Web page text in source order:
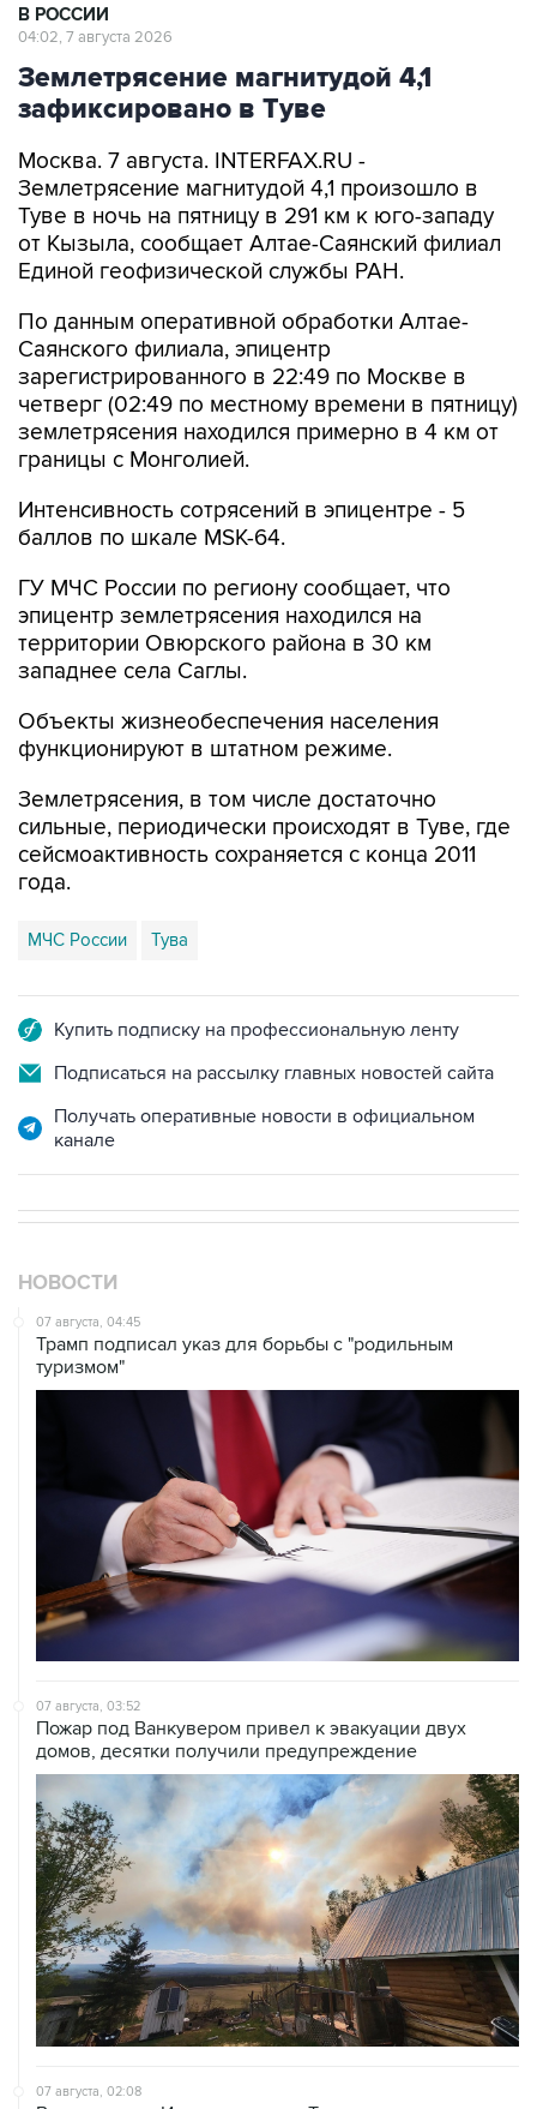
В РОССИИ
04:02, 7 августа 2026
Землетрясение магнитудой 4,1
зафиксировано в Туве
Москва. 7 августа. INTERFAX.RU -
Землетрясение магнитудой 4,1 произошло в
Туве в ночь на пятницу в 291 км к юго-западу
от Кызыла, сообщает Алтае-Саянский филиал
Единой геофизической службы РАН.
По данным оперативной обработки Алтае-
Саянского филиала, эпицентр
зарегистрированного в 22:49 по Москве в
четверг (02:49 по местному времени в пятницу)
землетрясения находился примерно в 4 км от
границы с Монголией.
Интенсивность сотрясений в эпицентре - 5
баллов по шкале MSK-64.
ГУ МЧС России по региону сообщает, что
эпицентр землетрясения находился на
территории Овюрского района в 30 км
западнее села Саглы.
Объекты жизнеобеспечения населения
функционируют в штатном режиме.
Землетрясения, в том числе достаточно
сильные, периодически происходят в Туве, где
сейсмоактивность сохраняется с конца 2011
года.
МЧС России Тува
Купить подписку на профессиональную ленту
Подписаться на рассылку главных новостей сайта
Получать оперативные новости в официальном
канале
НОВОСТИ
07 августа, 04:45
Трамп подписал указ для борьбы с "родильным
туризмом"
07 августа, 03:52
Пожар под Ванкувером привел к эвакуации двух
домов, десятки получили предупреждение
07 августа, 02:08